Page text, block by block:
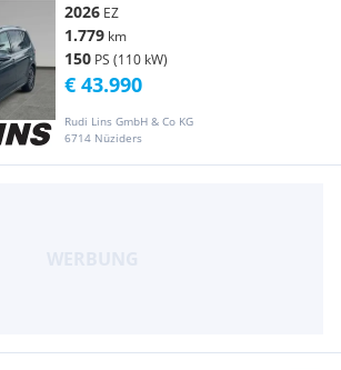
2026 EZ
1.779 km
150 PS (110 kW)
Rudi Lins GmbH & Co KG
6714 Nüziders
€ 43.990